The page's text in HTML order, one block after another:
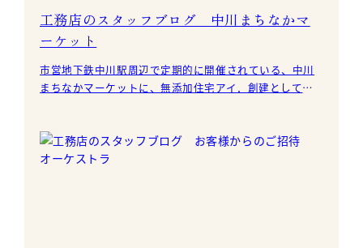
工務店のスタッフブログ 中川まちなかマ
ーケット
市営地下鉄中川駅周辺で定期的に開催されている、中川
まちなかマーケットに、無添加住宅アイ．創建として出